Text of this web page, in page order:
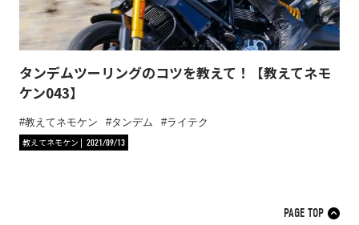
タンデムツーリングのコツを教えて！【教えてネモ
ケン043】
教えてネモケン タンデム
ライテク
教えてネモケン
2021/09/13
PAGE TOP